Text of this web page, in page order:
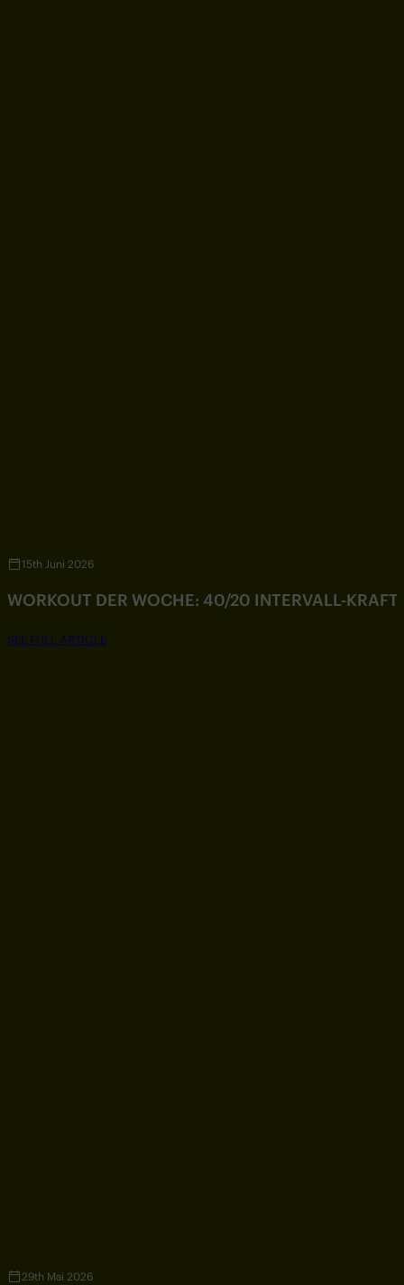
15th Juni 2026
WORKOUT DER WOCHE: 40/20 INTERVALL-
SEE FULL ARTICLE
29th Mai 2026